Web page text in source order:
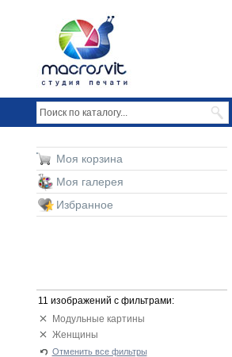
Моя корзина
Моя галерея
Избранное
11 изображений с фильтрами:
Модульные картины
Женщины
Отменить все фильтры